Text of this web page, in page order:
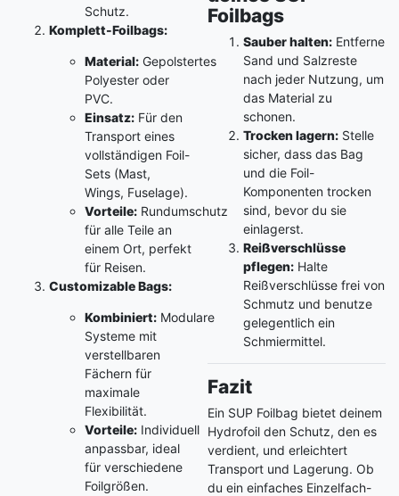
Schutz.
Komplett-Foilbags:
Material: Gepolstertes
Polyester oder
PVC.
Einsatz: Für den
Transport eines
vollständigen Foil-
Sets (Mast,
Wings, Fuselage).
Vorteile: Rundumschutz
für alle Teile an
einem Ort, perfekt
für Reisen.
Customizable Bags:
Kombiniert: Modulare
Systeme mit
verstellbaren
Fächern für
maximale
Flexibilität.
Vorteile: Individuell
anpassbar, ideal
für verschiedene
Foilgrößen.
Foilbags
Sauber halten:Entferne
Sand und Salzreste
nach jeder Nutzung, um
das Material zu
schonen.
Trocken lagern:Stelle
sicher, dass das Bag
und die Foil-
Komponenten trocken
sind, bevor du sie
einlagerst.
Reißverschlüsse
pflegen:Halte
Reißverschlüsse frei von
Schmutz und benutze
gelegentlich ein
Schmiermittel.
Fazit
Ein SUP Foilbag bietet deinem
Hydrofoil den Schutz, den es
verdient, und erleichtert
Transport und Lagerung. Ob
du ein einfaches Einzelfach-